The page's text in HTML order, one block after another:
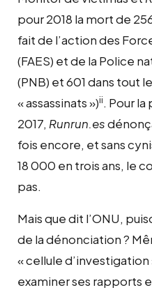
pour 2018 la mort de
fait de l’action des
(FAES) et de la Police
(PNB) et 601 dans tout
« assassinats »)ii. Pour
2017, Runrun.es
fois encore, et sans
18 000 en trois ans, le
pas.
Mais que dit l’ONU,
de la dénonciation ?
« cellule d’investigation
examiner ses rapports